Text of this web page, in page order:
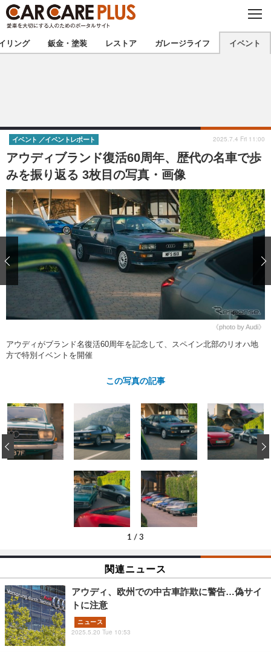
C
O
S
E
★カーケアプラス認定★ 厳選プロショップを地域から探す
甲信越 北陸
東海 関西
中国 四国
九州 沖縄
注目の記事
ショップレポート 愛車 File
自動車豆知識 ストップ！不具合修理＆粗悪修理
ディテイリング
ディテイリング 洗車
コーティング
フィルム・ラッピング
ストップ 不具合修理＆粗悪修理
ショップ紹介
カーメーカー「旧車」関連プロジ
ェクト
コラム
インタビュー
イベント
イベント告知 イベントレポート
リング 鈑金・塗装 レストア ガレージライフ イベント
アウディブランド復活60周年、歴代の名車で歩
みを振り返る 3枚目の写真・画像
イベント イベントレポート 2025.7.4 Fri 11:00
《photo by Audi》
アウディがブランド名復活60周年を記念して、スペイン北部のリオハ地
方で特別イベントを開催
この写真の記事
1 / 3
‹
関連ニュース
アウディ、欧州での中古車詐欺に警告…偽サイ
トに注意
ニュース
2025.5.20 Tue 10:53